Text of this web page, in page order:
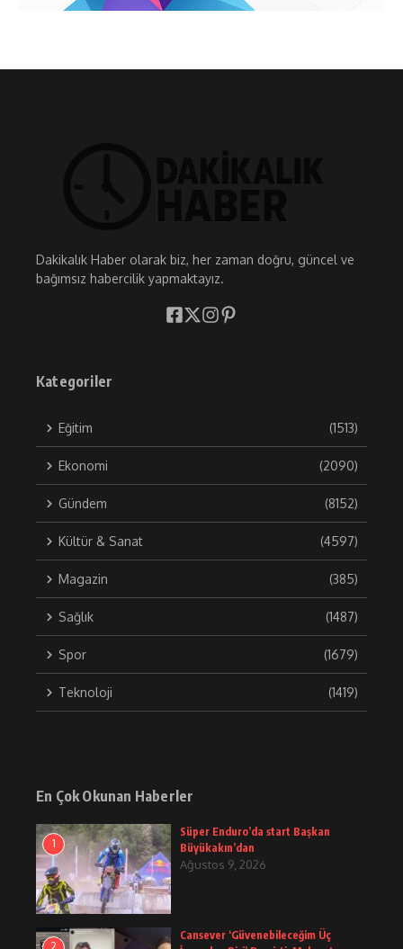
Dakikalık Haber olarak biz, her zaman doğru, güncel ve
bağımsız habercilik yapmaktayız.
Kategoriler
Eğitim (1513)
Ekonomi (2090)
Gündem (8152)
Kültür & Sanat (4597)
Magazin (385)
Sağlık (1487)
Spor (1679)
Teknoloji (1419)
En Çok Okunan Haberler
1
Süper Enduro’da start Başkan
Büyükakın’dan
Ağustos 9, 2026
Cansever ‘Güvenebileceğim Üç